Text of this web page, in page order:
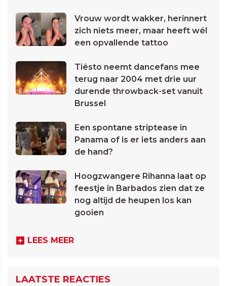
Vrouw wordt wakker, herinnert
zich niets meer, maar heeft wél
een opvallende tattoo
Tiësto neemt dancefans mee
terug naar 2004 met drie uur
durende throwback-set vanuit
Brussel
Een spontane striptease in
Panama of is er iets anders aan
de hand?
Hoogzwangere Rihanna laat op
feestje in Barbados zien dat ze
nog altijd de heupen los kan
gooien
LEES MEER
LAATSTE REACTIES